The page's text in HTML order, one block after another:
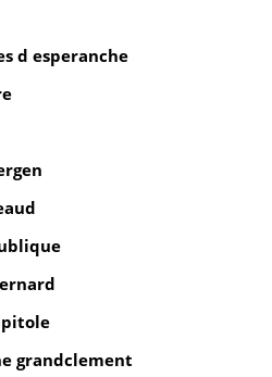
d esperanche
grandclement